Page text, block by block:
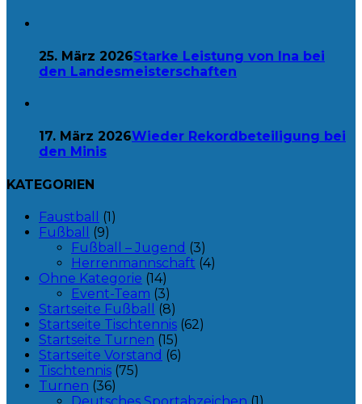
25. März 2026Starke Leistung von Ina bei
den Landesmeisterschaften
17. März 2026Wieder Rekordbeteiligung bei
den Minis
KATEGORIEN
Faustball
(1)
Fußball
(9)
Fußball – Jugend (3)
Herrenmannschaft (4)
Ohne Kategorie (14)
Event-Team (3)
Startseite Fußball
(8)
Startseite Tischtennis (62)
Startseite Turnen (15)
Startseite Vorstand (6)
Tischtennis (75)
Turnen (36)